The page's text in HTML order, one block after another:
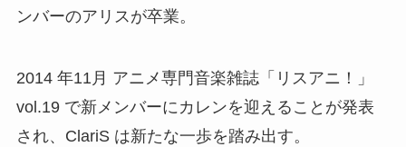
ンバーのアリスが卒業。
2014 年11月 アニメ専門音楽雑誌「リスアニ！」
vol.19 で新メンバーにカレンを迎えることが発表
され、ClariS は新たな一歩を踏み出す。